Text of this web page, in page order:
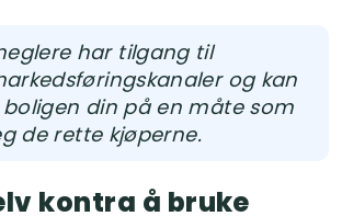
har tilgang til
og kan
din på en måte som
de rette kjøperne.
kontra å bruke